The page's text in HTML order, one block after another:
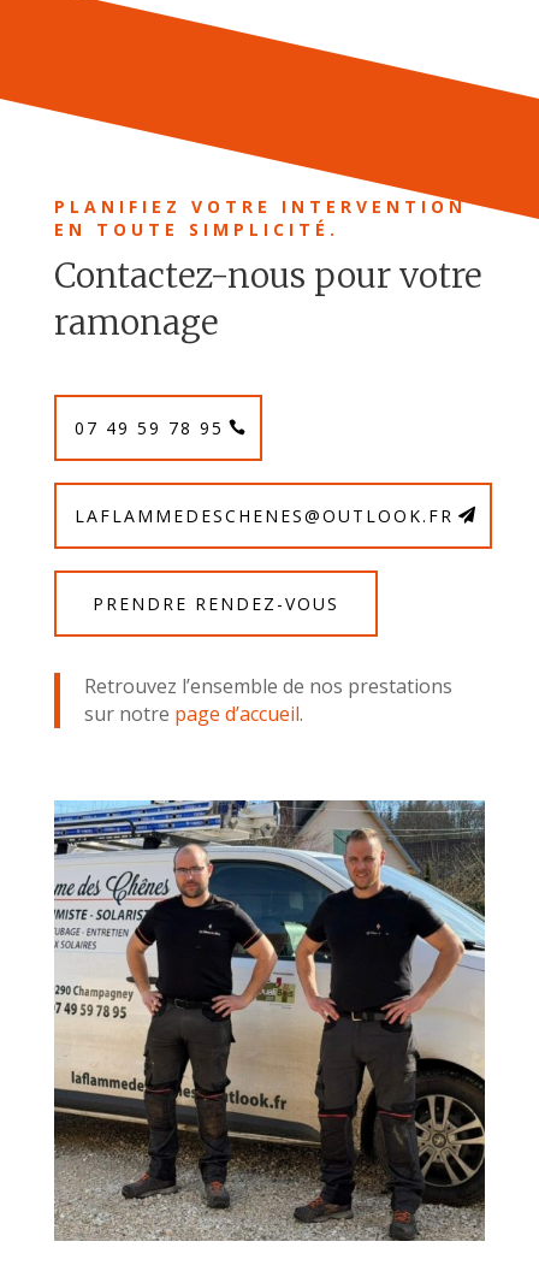
PLANIFIEZ VOTRE INTERVENTION
EN TOUTE SIMPLICITÉ.
Contactez-nous pour votre
ramonage
07 49 59 78 95
LAFLAMMEDESCHENES@OUTLOOK.FR
PRENDRE RENDEZ-VOUS
Retrouvez l’ensemble de nos prestations
sur notre page d’accueil.